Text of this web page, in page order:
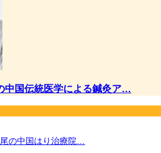
国伝統医学による鍼灸ア…
の中国はり治療院…